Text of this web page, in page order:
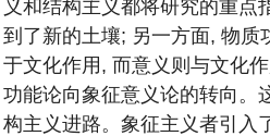
义和结构主义都将研究的重点
到了新的土壤; 另一方面, 物
于文化作用, 而意义则与文化
功能论向象征意义论的转向。
构主义进路。象征主义者引入